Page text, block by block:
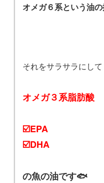
オメガ６系という油
それをサラサラにし
オメガ３系脂肪酸
☑️EPA
☑️DHA
の魚の油です🐟